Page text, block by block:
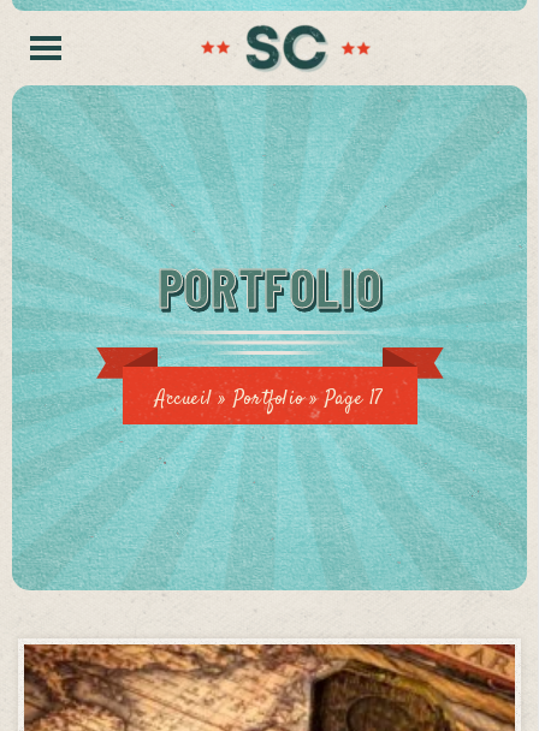
PORTFOLIO
Accueil»Portfolio»Page 17